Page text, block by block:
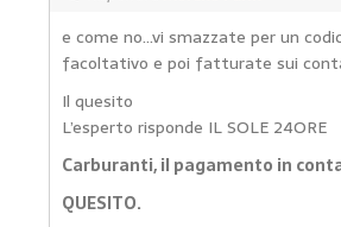
e come no…vi smazzate per un
facoltativo e poi fatturate sui
Il quesito
L’esperto risponde IL SOLE 24ORE
Carburanti, il pagamento in
QUESITO.